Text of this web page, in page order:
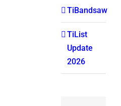
TiBandsaw
TiList
Update
2026